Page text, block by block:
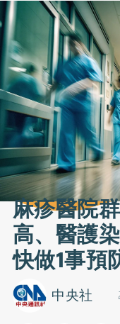
麻疹醫院
高、醫護
快做1事預
中央社